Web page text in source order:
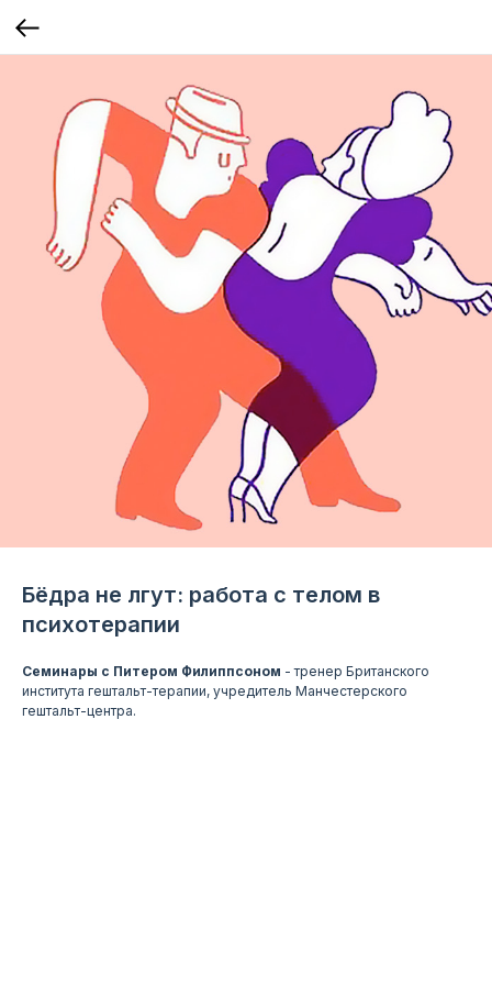
Бёдра не лгут: работа с телом в
психотерапии
Семинары с Питером Филиппсоном - тренер Британского
института гештальт-терапии, учредитель Манчестерского
гештальт-центра.